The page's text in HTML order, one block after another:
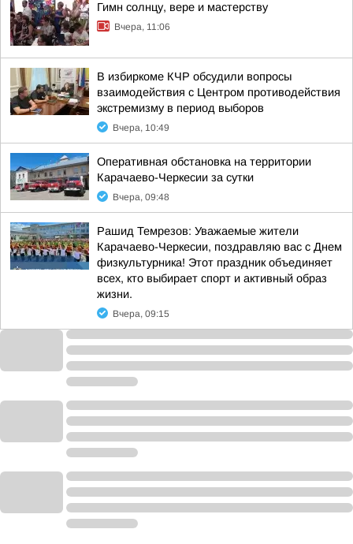
Гимн солнцу, вере и мастерству
Вчера, 11:06
В избиркоме КЧР обсудили вопросы
взаимодействия с Центром противодействия
экстремизму в период выборов
Вчера, 10:49
Оперативная обстановка на территории
Карачаево-Черкесии за сутки
Вчера, 09:48
Рашид Темрезов: Уважаемые жители
Карачаево-Черкесии, поздравляю вас с Днем
физкультурника! Этот праздник объединяет
всех, кто выбирает спорт и активный образ
жизни.
Вчера, 09:15